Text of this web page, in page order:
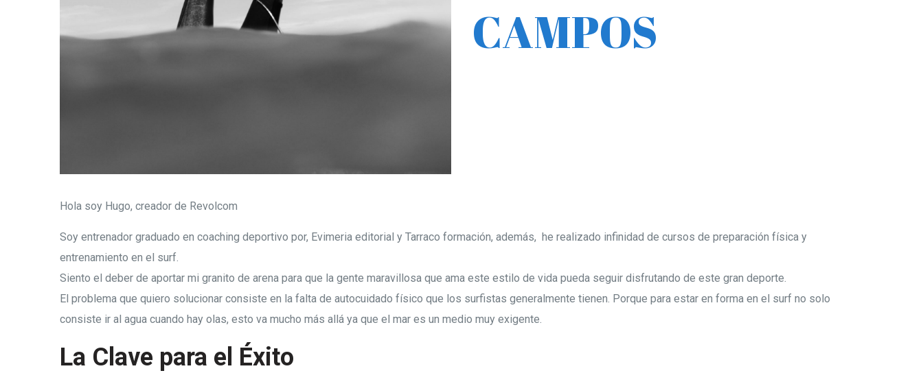
CAMPOS
Hola soy Hugo, creador de Revolcom
Soy entrenador graduado en coaching deportivo por, Evimeria editorial y Tarraco formación, además, he realizado infinidad de cursos de preparación física y
entrenamiento en el surf.
Siento el deber de aportar mi granito de arena para que la gente maravillosa que ama este estilo de vida pueda seguir disfrutando de este gran deporte.
El problema que quiero solucionar consiste en la falta de autocuidado físico que los surfistas generalmente tienen. Porque para estar en forma en el surf no solo
consiste ir al agua cuando hay olas, esto va mucho más allá ya que el mar es un medio muy exigente.
La Clave para el Éxito